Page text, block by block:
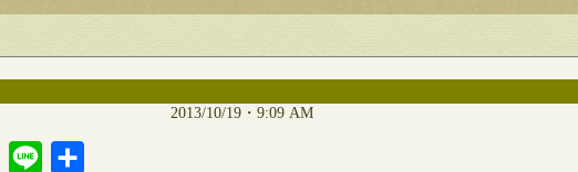
2013/10/19・9:09 AM
Email Line